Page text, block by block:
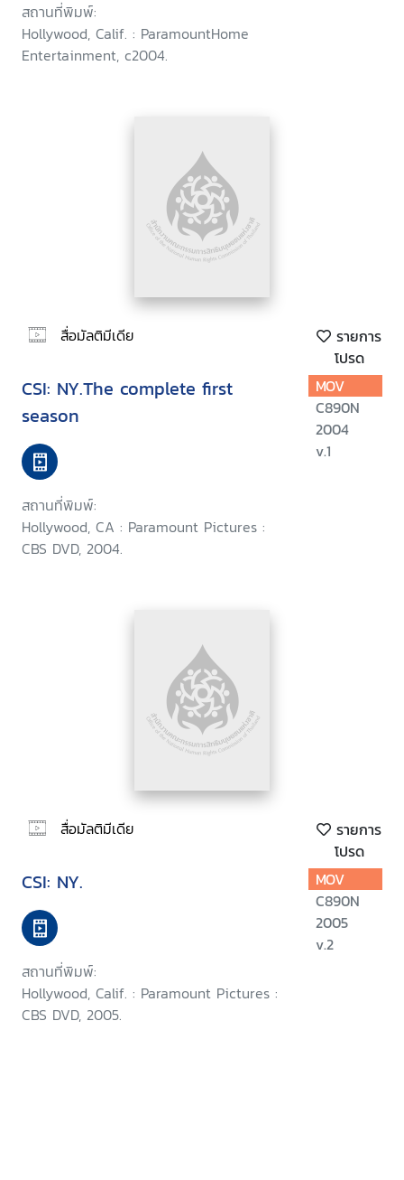
สถานที่พิมพ์:
Hollywood, Calif. : ParamountHome
Entertainment, c2004.
สื่อมัลติมีเดีย
รายการ
โปรด
CSI: NY.The complete first
season
สถานที่พิมพ์:
Hollywood, CA : Paramount Pictures :
CBS DVD, 2004.
MOV
C890N
2004
v.1
สื่อมัลติมีเดีย
รายการ
โปรด
CSI: NY.
สถานที่พิมพ์:
Hollywood, Calif. : Paramount Pictures :
CBS DVD, 2005.
MOV
C890N
2005
v.2